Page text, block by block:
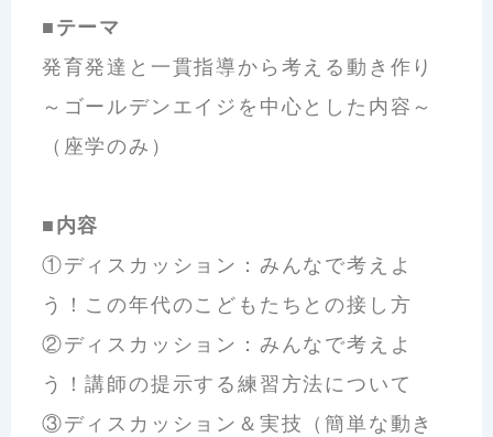
■テーマ
発育発達と一貫指導から考える動き作り
～ゴールデンエイジを中心とした内容～
（座学のみ）
■内容
①ディスカッション：みんなで考えよ
う！この年代のこどもたちとの接し方
②ディスカッション：みんなで考えよ
う！講師の提示する練習方法について
③ディスカッション＆実技（簡単な動き